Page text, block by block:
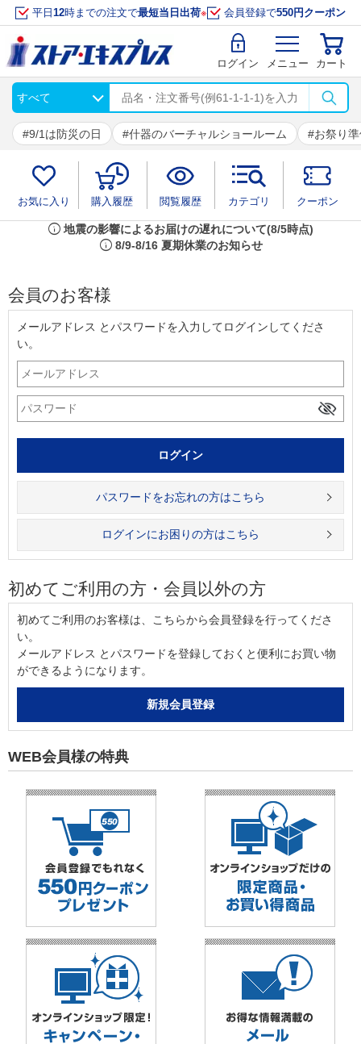
平日 12時までの注文で最短当日出荷※ 会員登録で550円クーポン
ログイン メニュー カート
9/1は防災の日 什器のバーチャルショールーム お祭り
お気に入り 購入履歴 閲覧履歴 カテゴリ クーポン
info 地震の影響によるお届けの遅れについて(8/5時点)
info 8/9-8/16 夏期休業のお知らせ
会員のお客様
メールアドレス とパスワードを入力してログインしてくださ
い。
パスワードをお忘れの方はこちら
ログインにお困りの方はこちら
初めてご利用の方・会員以外の方
初めてご利用のお客様は、こちらから会員登録を行ってくださ
い。
メールアドレス とパスワードを登録しておくと便利にお買い物
ができるようになります。
WEB会員様の特典